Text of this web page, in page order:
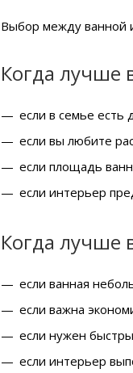
Выбор между ванной
Когда лучше
если в семье есть
если вы любите
если площадь
если интерьер
Когда лучше
если ванная
если важна
если нужен
если интерьер